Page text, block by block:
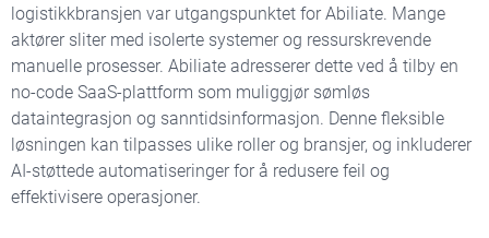
logistikkbransjen var utgangspunktet for Abiliate. Mange
aktører sliter med isolerte systemer og ressurskrevende
manuelle prosesser. Abiliate adresserer dette ved å tilby en
no-code SaaS-plattform som muliggjør sømløs
dataintegrasjon og sanntidsinformasjon. Denne fleksible
løsningen kan tilpasses ulike roller og bransjer, og inkluderer
AI-støttede automatiseringer for å redusere feil og
effektivisere operasjoner.